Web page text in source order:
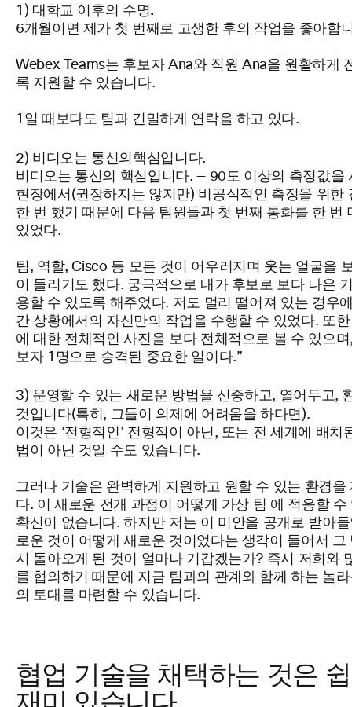
1) 대학교 이후의 수명.
6개월이면 제가 첫 번째로 고생한 후의 작업을 좋아합
Webex Teams는 후보자 Ana와 직원 Ana을 원활하게
록 지원할 수 있습니다.
1일 때보다도 팀과 긴밀하게 연락을 하고 있다.
2) 비디오는 통신의핵심입니다.
비디오는 통신의 핵심입니다. — 90도 이상의 측정값을
현장에서(권장하지는 않지만) 비공식적인 측정을 위한
한 번 했기 때문에 다음 팀원들과 첫 번째 통화를 한 번
있었다.
팀, 역할,Cisco 등 모든 것이 어우러지며 웃는 얼굴을
이 들리기도 했다. 궁극적으로 내가 후보로 보다 나은
용할 수 있도록 해주었다. 저도 멀리 떨어져 있는 경우
간 상황에서의 자신만의 작업을 수행할 수 있었다. 또
에 대한 전체적인 사진을 보다 전체적으로 볼 수 있으
보자 1명으로 승격된 중요한 일이다.”
3) 운영할 수 있는 새로운 방법을 신중하고, 열어두고,
것입니다(특히, 그들이 의제에 어려움을 하다면).
이것은 ‘전형적인’ 전형적이 아닌, 또는 전 세계에 배치
법이
아닌 것일 수도 있습니다.
그러나 기술은 완벽하게 지원하고 원할 수 있는 환경을
다. 이새로운 전개 과정이
어떻게 가상 팀 에 적응할 수
확신이 없습니다. 하지만 저는 이 미안을 공개로 받아
로운 것이 어떻게 새로운 것이었다는 생각이 들어서 그
시 돌아오게 된 것이 얼마나 기갑겠는가? 즉시 저희와
를 협의하기 때문에 지금 팀과의 관계와 함께 하는 놀
의 토대를 마련할 수 있습니다.
협업 기술을 채택하는 것은